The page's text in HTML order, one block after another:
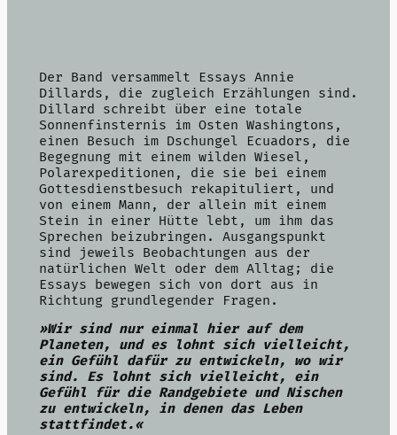
Der Band versammelt Essays Annie
Dillards, die zugleich Erzählungen sind.
Dillard schreibt über eine totale
Sonnenfinsternis im Osten Washingtons,
einen Besuch im Dschungel Ecuadors, die
Begegnung mit einem wilden Wiesel,
Polarexpeditionen, die sie bei einem
Gottesdienstbesuch rekapituliert, und
von einem Mann, der allein mit einem
Stein in einer Hütte lebt, um ihm das
Sprechen beizubringen. Ausgangspunkt
sind jeweils Beobachtungen aus der
natürlichen Welt oder dem Alltag; die
Essays bewegen sich von dort aus in
Richtung grundlegender Fragen.
»Wir sind nur einmal hier auf dem
Planeten, und es lohnt sich vielleicht,
ein Gefühl dafür zu entwickeln, wo wir
sind. Es lohnt sich vielleicht, ein
Gefühl für die Randgebiete und Nischen
zu entwickeln, in denen das Leben
stattfindet.«